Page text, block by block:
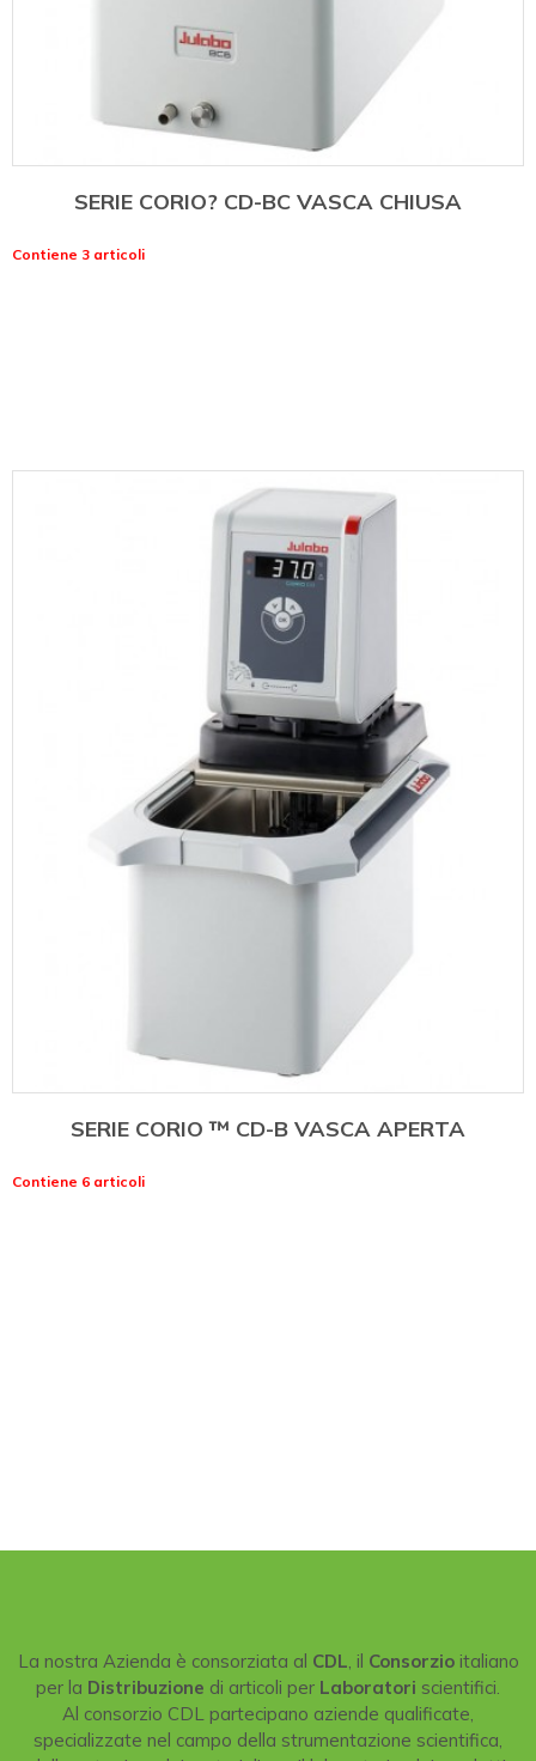
SERIE CORIO? CD-BC VASCA CHIUSA
Contiene 3 articoli
SERIE CORIO ™ CD-B VASCA APERTA
Contiene 6 articoli
La nostra Azienda è consorziata al CDL , il Consorzioitaliano
per la Distribuzione di articoli per Laboratori scientifici.
Al consorzio CDL partecipano aziende qualificate,
specializzate nel campo della strumentazione scientifica,